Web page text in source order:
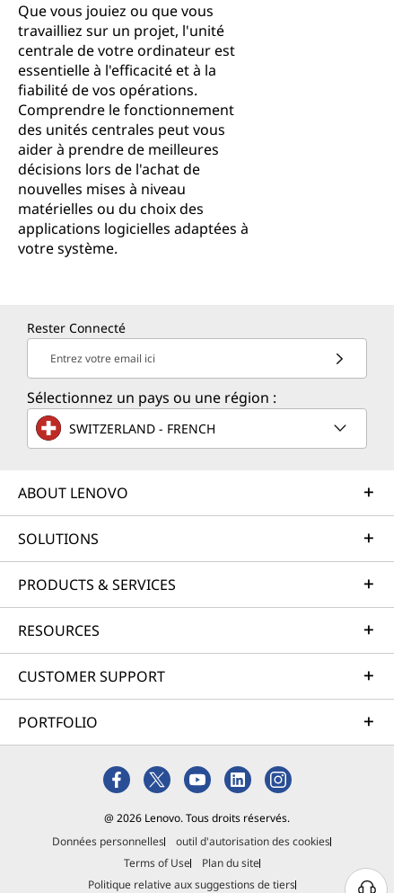
Que vous jouiez ou que vous
travailliez sur un projet, l'unité
centrale de votre ordinateur est
essentielle à l'efficacité et à la
fiabilité de vos opérations.
Comprendre le fonctionnement
des unités centrales peut vous
aider à prendre de meilleures
décisions lors de l'achat de
nouvelles mises à niveau
matérielles ou du choix des
applications logicielles adaptées à
votre système.
Rester Connecté
Entrez votre email ici
Sélectionnez un pays ou une région :
SWITZERLAND - FRENCH
ABOUT LENOVO
SOLUTIONS
PRODUCTS & SERVICES
RESOURCES
CUSTOMER SUPPORT
PORTFOLIO
@ 2026 Lenovo. Tous droits réservés.
Données personnelles
outil d'autorisation des cookies
Terms of Use
Plan du site
Politique relative aux suggestions de tiers